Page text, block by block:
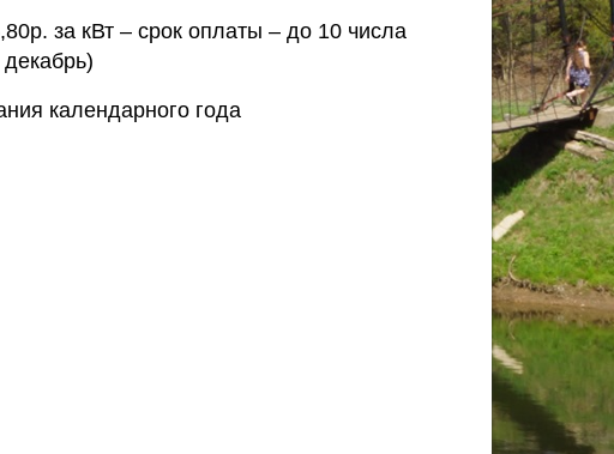
за кВт – срок оплаты – до 10 числа
календарного года